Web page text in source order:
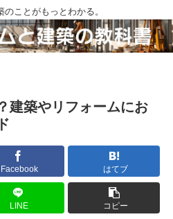
のことがもっとわかる。
建築やリフォームにお
Facebook はてブ
LINE コピー